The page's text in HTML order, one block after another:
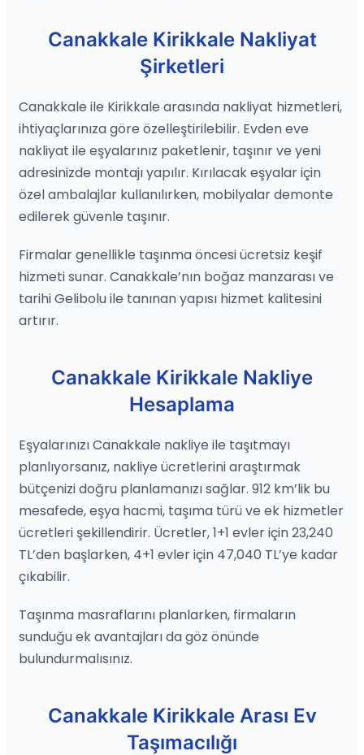
Canakkale Kirikkale Nakliyat
Şirketleri
Canakkale ile Kirikkale arasında nakliyat hizmetleri,
ihtiyaçlarınıza göre özelleştirilebilir. Evden eve
nakliyat ile eşyalarınız paketlenir, taşınır ve yeni
adresinizde montajı yapılır. Kırılacak eşyalar için
özel ambalajlar kullanılırken, mobilyalar demonte
edilerek güvenle taşınır.
Firmalar genellikle taşınma öncesi ücretsiz keşif
hizmeti sunar. Canakkale’nın boğaz manzarası ve
tarihi Gelibolu ile tanınan yapısı hizmet kalitesini
artırır.
Canakkale Kirikkale Nakliye
Hesaplama
Eşyalarınızı Canakkale nakliye ile taşıtmayı
planlıyorsanız, nakliye ücretlerini araştırmak
bütçenizi doğru planlamanızı sağlar. 912 km’lik bu
mesafede, eşya hacmi, taşıma türü ve ek hizmetler
ücretleri şekillendirir. Ücretler, 1+1 evler için 23,240
TL’den başlarken, 4+1 evler için 47,040 TL’ye kadar
çıkabilir.
Taşınma masraflarını planlarken, firmaların
sunduğu ek avantajları da göz önünde
bulundurmalısınız.
Canakkale Kirikkale Arası Ev
Taşımacılığı